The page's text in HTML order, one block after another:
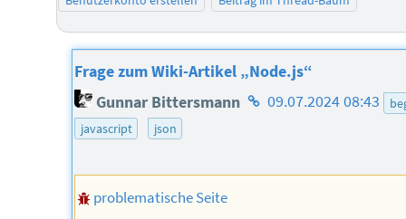
Frage zum Wiki-Artikel „Node.js“
Gunnar Bittersmann Homepage
09.07.2024 08:43
javascript
json
problematische Seite